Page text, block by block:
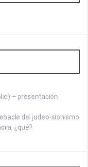
– presentación
del judeo-sionismo
¿qué?